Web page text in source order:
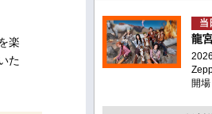
楽
た
当
龍
開